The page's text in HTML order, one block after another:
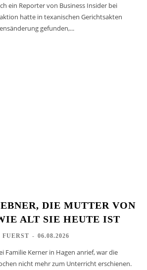
ein Reporter von Business Insider bei
hatte in texanischen Gerichtsakten
gefunden,...
DIE MUTTER VON
ALT SIE HEUTE IST
- 06.08.2026
Familie Kerner in Hagen anrief, war die
nicht mehr zum Unterricht erschienen.